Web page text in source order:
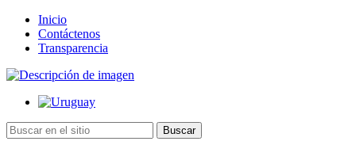
Inicio
Contáctenos
Transparencia